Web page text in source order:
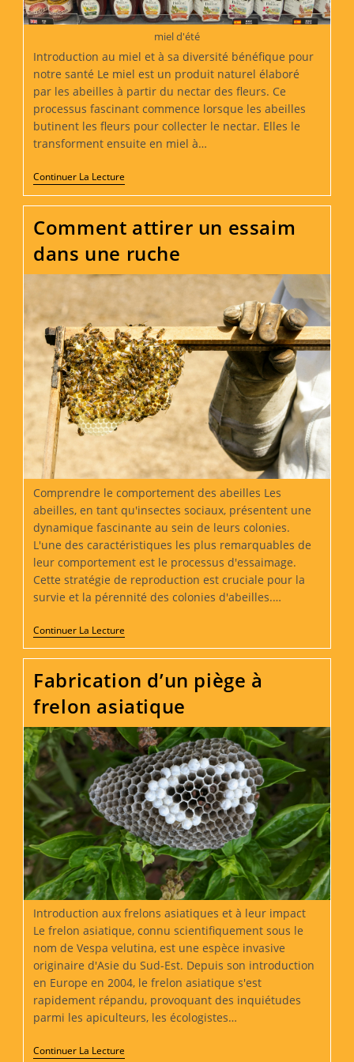
miel d'été
Introduction au miel et à sa diversité bénéfique pour
notre santé Le miel est un produit naturel élaboré
par les abeilles à partir du nectar des fleurs. Ce
processus fascinant commence lorsque les abeilles
butinent les fleurs pour collecter le nectar. Elles le
transforment ensuite en miel à…
Continuer La Lecture
Des
Différents
De
Et
Leurs
Propriétés
Comment attirer un essaim
dans une ruche
Comprendre le comportement des abeilles Les
abeilles, en tant qu'insectes sociaux, présentent une
dynamique fascinante au sein de leurs colonies.
L'une des caractéristiques les plus remarquables de
leur comportement est le processus d'essaimage.
Cette stratégie de reproduction est cruciale pour la
survie et la pérennité des colonies d'abeilles.…
Continuer La Lecture
Attirer
Un
Dans
Ruche
Fabrication d’un piège à
frelon asiatique
Introduction aux frelons asiatiques et à leur impact
Le frelon asiatique, connu scientifiquement sous le
nom de Vespa velutina, est une espèce invasive
originaire d'Asie du Sud-Est. Depuis son introduction
en Europe en 2004, le frelon asiatique s'est
rapidement répandu, provoquant des inquiétudes
parmi les apiculteurs, les écologistes…
Continuer La Lecture